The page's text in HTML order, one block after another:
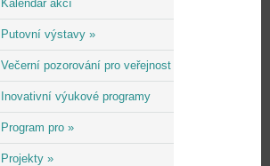
Kalendář akcí
Putovní výstavy »
Večerní pozorování pro veřejnost
Inovativní výukové programy
Program pro »
Projekty »